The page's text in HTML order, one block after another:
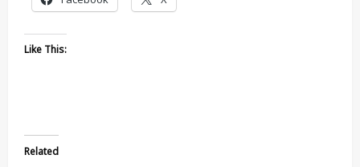
Like This:
Related